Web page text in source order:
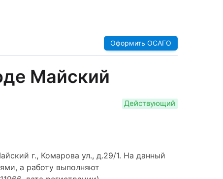
Оформить ОСАГО
Майский
Действующий
г., Комарова ул., д.29/1. На данный
а работу выполняют